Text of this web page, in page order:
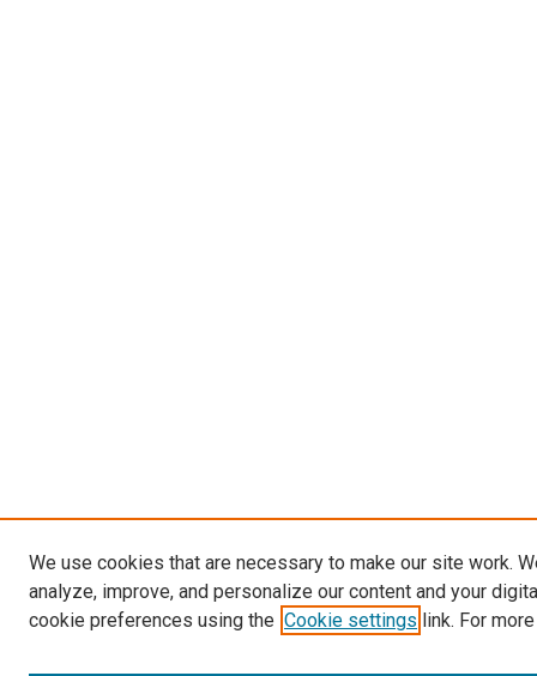
We use cookies that are necessary to make our site work.
analyze, improve, and personalize our content and your
cookie preferences using the Cookie settings link. For